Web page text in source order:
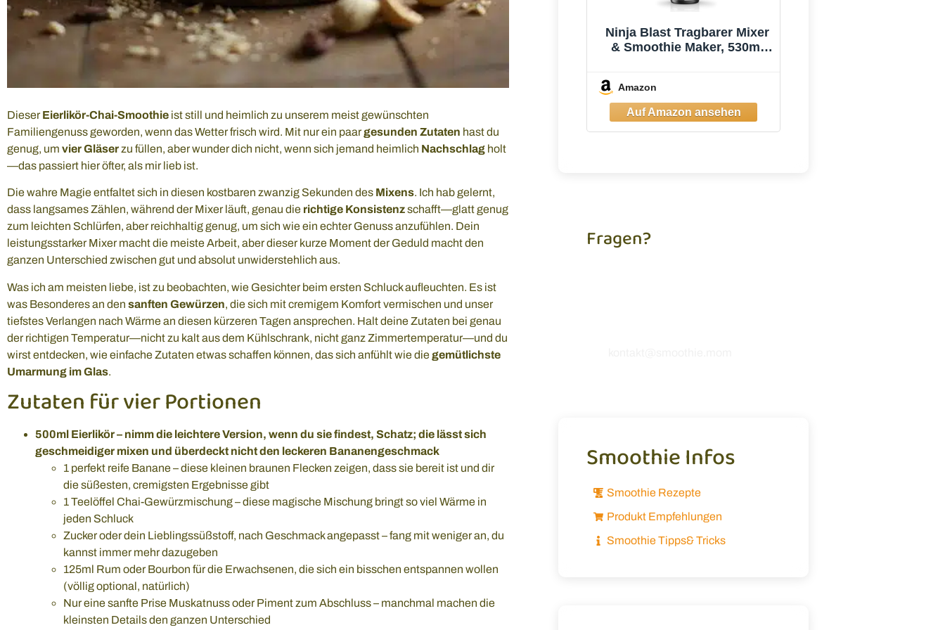
DieserEierlikör-Chai-Smoothie ist still und heimlich zu unserem meist gewünschten
Familiengenuss geworden, wenn das Wetter frisch wird. Mit nur ein paargesunden Zutaten hast du
genug, um vier Gläserzu füllen, aber wunder dich nicht, wenn sich jemand heimlich Nachschlag holt
—das passiert hier öfter, als mir lieb ist.
Die wahre Magie entfaltet sich in diesen kostbaren zwanzig Sekunden des Mixens. Ich hab gelernt,
dass langsames Zählen, während der Mixer läuft, genau die richtige Konsistenzschafft—glatt genug
zum leichten Schlürfen, aber reichhaltig genug, um sich wie ein echter Genuss anzufühlen. Dein
leistungsstarker Mixer macht die meiste Arbeit, aber dieser kurze Moment der Geduld macht den
ganzen Unterschied zwischen gut und absolut unwiderstehlich aus.
Was ich am meisten liebe, ist zu beobachten, wie Gesichter beim ersten Schluck aufleuchten. Es ist
was Besonderes an den sanften Gewürzen, die sich mit cremigem Komfort vermischen und unser
tiefstes Verlangen nach Wärme an diesen kürzeren Tagen ansprechen. Halt deine Zutaten bei genau
der richtigen Temperatur—nicht zu kalt aus dem Kühlschrank, nicht ganz Zimmertemperatur—und du
wirst entdecken, wie einfache Zutaten etwas schaffen können, das sich anfühlt wie diegemütlichste
Umarmung im Glas.
Zutaten für vier Portionen
500ml Eierlikör – nimm die leichtere Version, wenn du sie findest, Schatz; die lässt sich
geschmeidiger mixen und überdeckt nicht den leckeren Bananengeschmack
1 perfekt reife Banane – diese kleinen braunen Flecken zeigen, dass sie bereit ist und dir
die süßesten, cremigsten Ergebnisse gibt
1 Teelöffel Chai-Gewürzmischung – diese magische Mischung bringt so viel Wärme in
jeden Schluck
Zucker oder dein Lieblingssüßstoff, nach Geschmack angepasst – fang mit weniger an, du
kannst immer mehr dazugeben
125ml Rum oder Bourbon für die Erwachsenen, die sich ein bisschen entspannen wollen
(völlig optional, natürlich)
Nur eine sanfte Prise Muskatnuss oder Piment zum Abschluss – manchmal machen die
kleinsten Details den ganzen Unterschied
Ninja Blast Tragbarer Mixer
& Smoothie Maker, 530ml
Amazon
Fragen?
Smoothie Infos
Smoothie Rezepte
Produkt Empfehlungen
Smoothie Tipps& Tricks